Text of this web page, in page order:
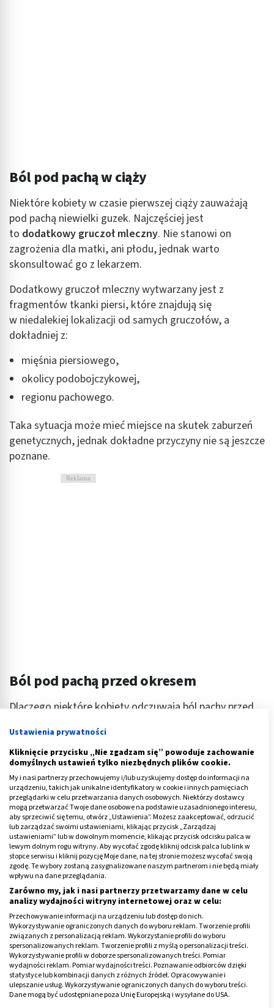
Ból pod pachą w ciąży
Niektóre kobiety w czasie pierwszej ciąży zauważają
pod pachą niewielki guzek. Najczęściej jest
to dodatkowy gruczoł mleczny. Nie stanowi on
zagrożenia dla matki, ani płodu, jednak warto
skonsultować go z lekarzem.
Dodatkowy gruczoł mleczny wytwarzany jest z
fragmentów tkanki piersi, które znajdują się
w niedalekiej lokalizacji od samych gruczołów, a
dokładniej z:
mięśnia piersiowego,
okolicy podobojczykowej,
regionu pachowego.
Taka sytuacja może mieć miejsce na skutek zaburzeń
genetycznych, jednak dokładne przyczyny nie są jeszcze
poznane.
Reklama
Ból pod pachą przed okresem
Dlaczego niektóre kobiety odczuwają ból pachy przed
skutekodszczepienia fragmentów gruczołu
kobiety w tym czasie odczuwajądyskomfort. Najlepiej
skonsultować się z chirurgiem onkologiem, który
przeprowadzi badania i w razie potrzeby zaleci
odpowiednie leczenie.
Warto również wykonać badania w kierunkuzaburzeń
hormonalnych, m.in:
TSH– tyreotropina,
progesteron,
LH – inaczej gonadotropina,
FSH – folitropina,
prolaktyna,
estradiol.
Poza bólem pach często występuje on również w obu
piersiach.
Ustawienia prywatności
Kliknięcie przycisku „Nie zgadzam się” powoduje zachowanie
domyślnych ustawień tylko niezbędnych plików cookie.
My i nasi partnerzy przechowujemy i/lub uzyskujemy dostęp do informacji na
urządzeniu, takich jak unikalne identyfikatory w cookie i innych pamięciach
przeglądarki w celu przetwarzania danych osobowych. Niektórzy dostawcy
mogą przetwarzać Twoje dane osobowe na podstawie uzasadnionego interesu,
aby sprzeciwić się temu, otwórz „Ustawienia”. Możesz zaakceptować, odrzucić
lub zarządzać swoimi ustawieniami, klikając przycisk „Zarządzaj
ustawieniami” lub w dowolnym momencie, klikając przycisk odcisku palca w
lewym dolnym rogu witryny. Aby wycofać zgodę kliknij odcisk palca lub link w
stopce serwisu i kliknij pozycję Moje dane, na tej stronie możesz wycofać swoją
zgodę. Te wybory zostaną zasygnalizowane naszym partnerom i nie będą miały
wpływu na dane przeglądania.
Zarówno my, jak i nasi partnerzy przetwarzamy dane w celu
analizy wydajności witryny internetowej oraz w celu:
Przechowywanie informacji na urządzeniu lub dostęp do nich.
Wykorzystywanie ograniczonych danych do wyboru reklam. Tworzenie profili
związanych z personalizacją reklam. Wykorzystanie profili do wyboru
spersonalizowanych reklam. Tworzenie profili z myślą o personalizacji treści.
Wykorzystywanie profili w doborze spersonalizowanych treści. Pomiar
wydajności reklam. Pomiar wydajności treści. Poznawanie odbiorców dzięki
statystyce lub kombinacji danych z różnych źródeł. Opracowywanie i
ulepszanie usług. Wykorzystywanie ograniczonych danych do wyboru treści.
Dane mogą być udostępniane poza Unię Europejską i wysyłane do USA.